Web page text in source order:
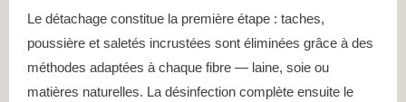
Le détachage constitue la première étape : taches,
poussière et saletés incrustées sont éliminées grâce à des
méthodes adaptées à chaque fibre — laine, soie ou
matières naturelles. La désinfection complète ensuite le